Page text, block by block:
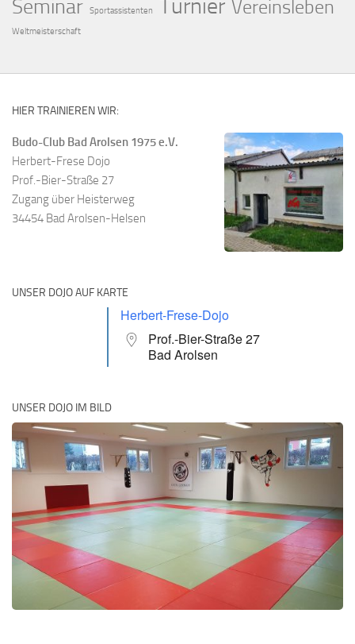
Seminar Sportassistenten Turnier Vereinsleben
Weltmeisterschaft
HIER TRAINIEREN WIR:
Budo-Club Bad Arolsen 1975 e.V.
Herbert-Frese Dojo
Prof.-Bier-Straße 27
Zugang über Heisterweg
34454 Bad Arolsen-Helsen
UNSER DOJO AUF KARTE
Herbert-Frese-Dojo
Prof.-Bier-Straße 27
Bad Arolsen
UNSER DOJO IM BILD